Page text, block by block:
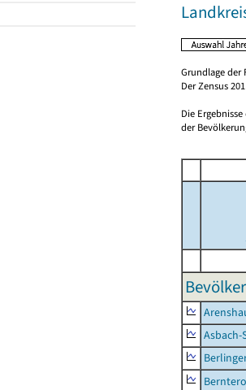
Grundlage der
Der Zensus
Die
der
Asbach-